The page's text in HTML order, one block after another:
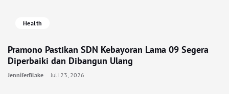
Health
Pramono Pastikan SDN Kebayoran Lama 09 Segera
Diperbaiki dan Dibangun Ulang
JenniferBlake Juli 23, 2026